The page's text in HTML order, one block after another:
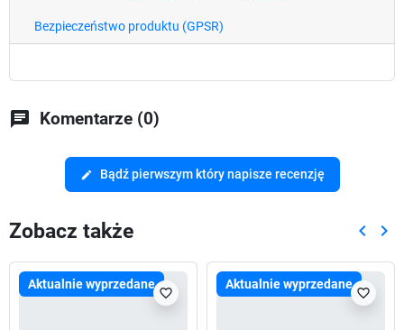
Bezpieczeństwo produktu (GPSR)
chat Komentarze (0)
edit Bądź pierwszym który napisze recenzję
Zobacz także keyboard_arrow_left keyboard_arrow_right
Aktualnie wyprzedane
favorite_border
Aktualnie wyprzedane
favorite_border